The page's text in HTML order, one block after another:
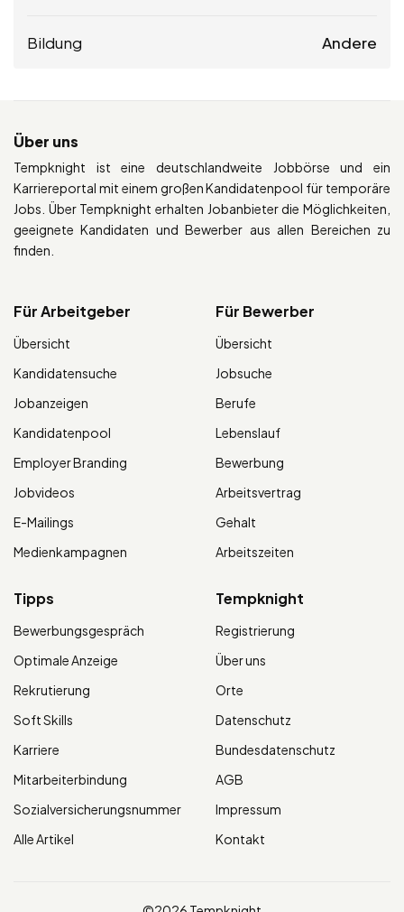
Bildung Andere
Über uns
Tempknight ist eine deutschlandweite Jobbörse und ein
Karriereportal mit einem großen Kandidatenpool für temporäre
Jobs. Über Tempknight erhalten Jobanbieter die Möglichkeiten,
geeignete Kandidaten und Bewerber aus allen Bereichen zu
finden.
Für Arbeitgeber
Übersicht
Kandidatensuche
Jobanzeigen
Kandidatenpool
Employer Branding
Jobvideos
E-Mailings
Medienkampagnen
Für Bewerber
Übersicht
Jobsuche
Berufe
Lebenslauf
Bewerbung
Arbeitsvertrag
Gehalt
Arbeitszeiten
Tipps
Bewerbungsgespräch
Optimale Anzeige
Rekrutierung
Soft Skills
Karriere
Mitarbeiterbindung
Sozialversicherungsnummer
Alle Artikel
Tempknight
Registrierung
Über uns
Orte
Datenschutz
Bundesdatenschutz
AGB
Impressum
Kontakt